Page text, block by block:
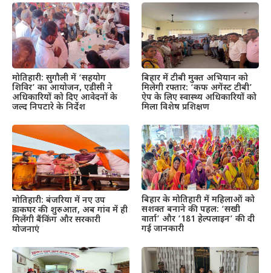
मोतिहारी: सुगौली में ‘सहयोग
शिविर’ का आयोजन, एडीसी ने
अधिकारियों को दिए आवेदनों के
जल्द निपटारे के निर्देश
बिहार में टीबी मुक्त अभियान को
मिलेगी रफ्तार: ‘कफ अगेंस्ट टीबी’
ऐप के लिए स्वास्थ्य अधिकारियों को
मिला विशेष प्रशिक्षण
मोतिहारी: बंजरिया में नए उप
डाकघर की शुरुआत, अब गांव में ही
मिलेंगी बैंकिंग और सरकारी
योजनाएं
बिहार के मोतिहारी में महिलाओं को
सशक्त बनाने की पहल: ‘सखी
वार्ता’ और ‘181 हेल्पलाइन’ की दी
गई जानकारी